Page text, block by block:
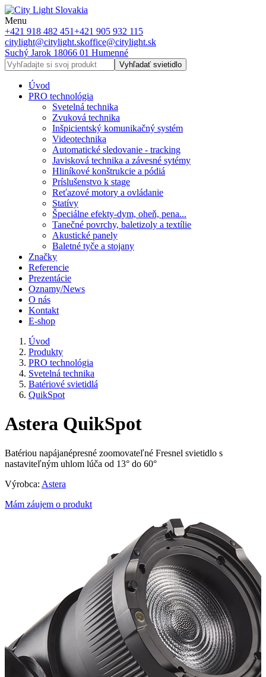
Menu
+421 918 482 451+421 905 932 115
citylight@citylight.skoffice@citylight.sk
Suchý Jarok 18066 01 Humenné
Vyhľadať svietidlo
Úvod
PRO technológia
Svetelná technika
Zvuková technika
Inšpicientský komunikačný systém
Videotechnika
Automatické sledovanie - tracking
Javisková technika a závesné sytémy
Hliníkové konštrukcie a pódiá
Príslušenstvo k stage
Reťazové motory a ovládanie
Statívy
Špeciálne efekty-dym, oheň, pena...
Tanečné povrchy, baletizoly a textílie
Akustické panely
Baletné tyče a stojany
Značky
Referencie
Prezentácie
Oznamy/News
O nás
Kontakt
E-shop
Úvod
Produkty
PRO technológia
Svetelná technika
Batériové svietidlá
QuikSpot
Astera QuikSpot
Batériou napájanépresné zoomovateľné Fresnel svietidlo s
nastaviteľným uhlom lúča od 13° do 60°
Výrobca: Astera
Mám záujem o produkt